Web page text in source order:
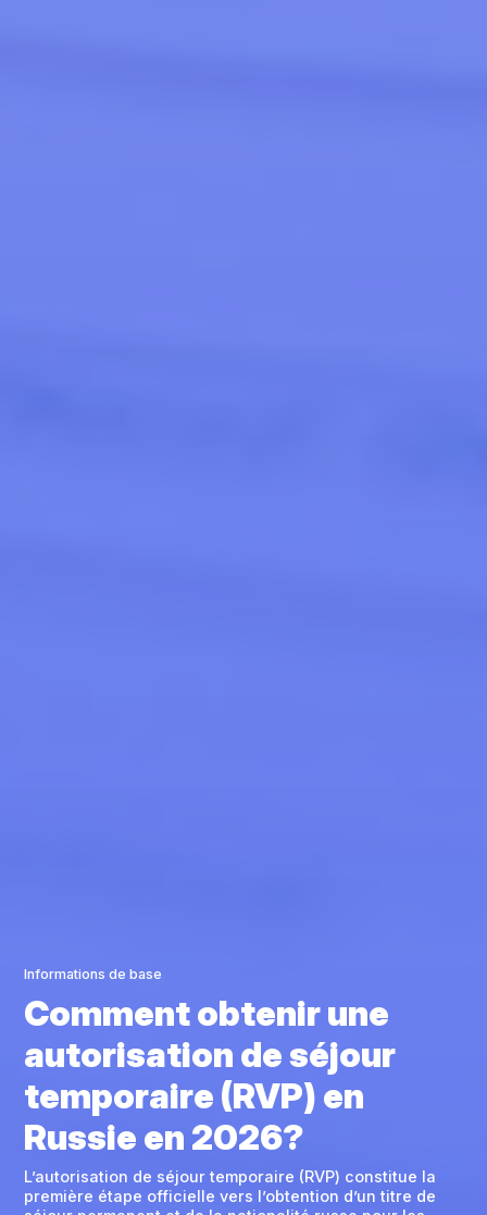
Informations de base
Comment obtenir une
autorisation de séjour
temporaire (RVP) en
Russie en 2026?
L’autorisation de séjour temporaire (RVP) constitue la
première étape officielle vers l’obtention d’un titre de